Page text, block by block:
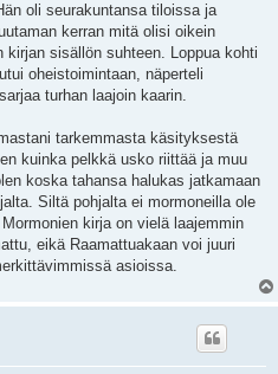
oli seurakuntansa tiloissa ja
kerran mitä olisi oikein
sisällön suhteen. Loppua kohti
oheistoimintaan, näperteli
turhan laajoin kaarin.
tarkemmasta käsityksestä
kuinka pelkkä usko riittää ja muu
koska tahansa halukas jatkamaan
Siltä pohjalta ei mormoneilla ole
kirja on vielä laajemmin
eikä Raamattuakaan voi juuri
asioissa.